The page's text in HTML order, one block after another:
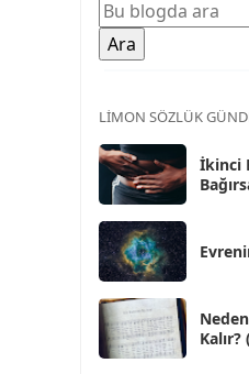
Oca 2026 [72]
Ara 2025
Kas 2025
Eki 2025
Eyl 2025 [56]
Ağu 2025
Tem 2025
Haz 2025
May 2025 [54]
LIMON SÖZLÜK
İkinci
Neden